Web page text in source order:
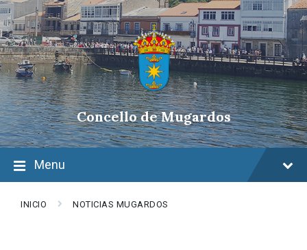
Skip
to
content
Skip
to
main
navigation
Skip
to
footer
Concello de Mugardos
Menu
INICIO NOTICIAS MUGARDOS